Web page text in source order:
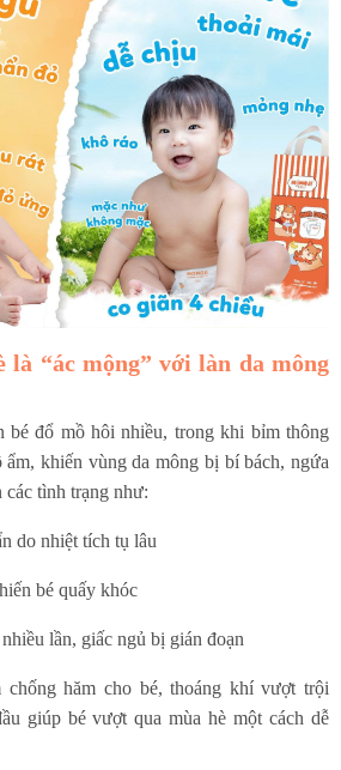
là “ác mộng” với làn da mông
bé đổ mồ hôi nhiều, trong khi bỉm thông
khiến vùng da mông bị bí bách, ngứa
tình trạng như:
do nhiệt tích tụ lâu
bé quấy khóc
lần, giấc ngủ bị gián đoạn
hăm cho bé, thoáng khí vượt trội
giúp bé vượt qua mùa hè một cách dễ